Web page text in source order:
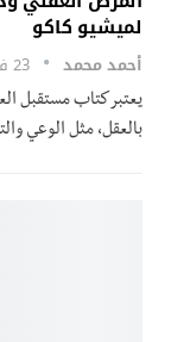
لميشيو كاكو
أحمد محمد 23 فبراير 2019
يعتبر كتاب مستقبل
بالعقل، مثل الوعي